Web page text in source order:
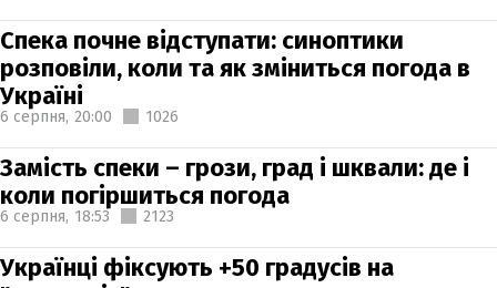
Спека почне відступати: синоптики
розповіли, коли та як зміниться погода в
Україні
6 серпня, 20:00 1026
Замість спеки – грози, град і шквали: де і
коли погіршиться погода
6 серпня, 18:53 2123
Українці фіксують +50 градусів на